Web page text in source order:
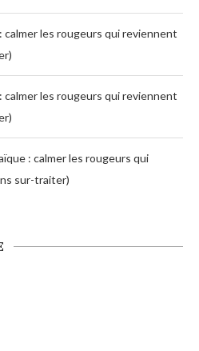
calmer les rougeurs qui reviennent
calmer les rougeurs qui reviennent
: calmer les rougeurs qui
sur-traiter)